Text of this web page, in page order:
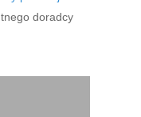
doradcy